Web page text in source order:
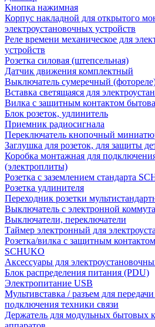
Кнопка нажимная
Корпус накладной для открытого
электроустановочных устройств
Реле времени механическое для
устройств
Розетка силовая (штепсельная)
Датчик движения комплектный
Выключатель сумеречный
Вставка светящаяся для
Вилка с защитным контактом
Блок розеток, удлинитель
Приемник радиосигнала
Переключатель кнопочный
Заглушка для розеток, для защиты
Коробка монтажная для
(электроплиты)
Розетка с заземлением стандарта
Розетка удлинителя
Переходник розетки
Выключатель с электронной
Выключатели, переключатели
Таймер электронный для
Розетка/вилка с защитным
SCHUKO
Аксессуары для
Блок распределения питания (PDU)
Электропитание USB
Мультивставка / разъем для
подключения техники связи
Держатель для модульных бытовых